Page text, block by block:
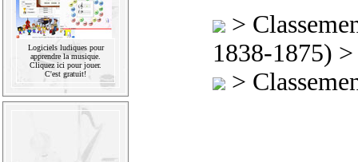
Logiciels ludiques pour
apprendre la musique.
Cliquez ici pour jouer.
C'est gratuit!
>
1838-1875)
>